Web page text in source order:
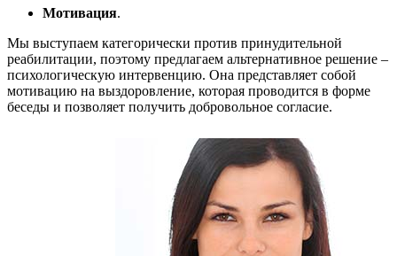
Мотивация.
Мы выступаем категорически против принудительной
реабилитации, поэтому предлагаем альтернативное решение –
психологическую интервенцию. Она представляет собой
мотивацию на выздоровление, которая проводится в форме
беседы и позволяет получить добровольное согласие.